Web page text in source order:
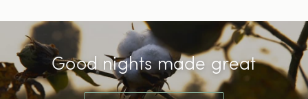
Good nights made great